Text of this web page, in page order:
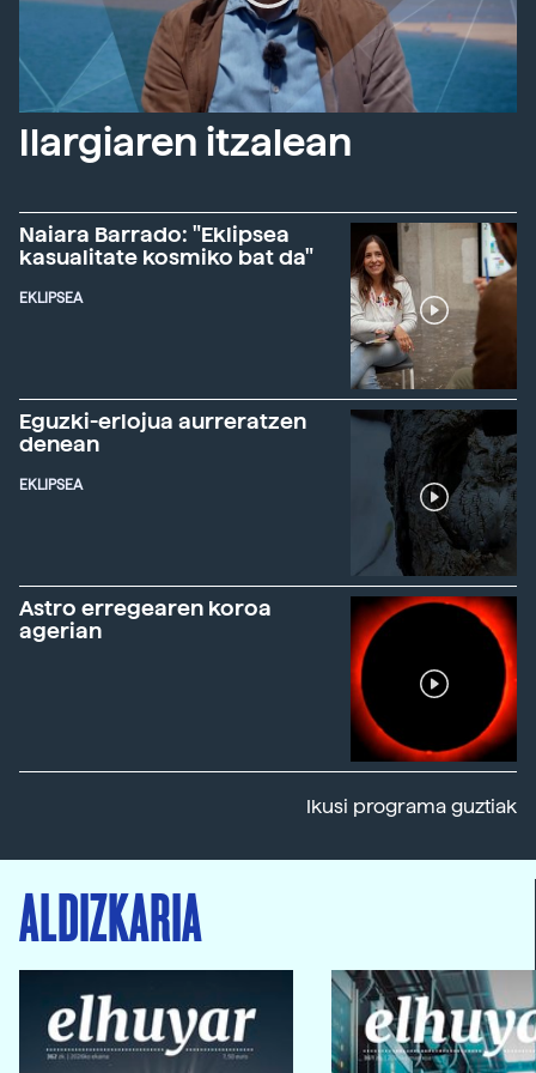
Ilargiaren itzalean
Naiara Barrado: "Eklipsea
kasualitate kosmiko bat da"
EKLIPSEA
Eguzki-erlojua aurreratzen
denean
EKLIPSEA
Astro erregearen koroa
agerian
Ikusi programa guztiak
ALDIZKARIA